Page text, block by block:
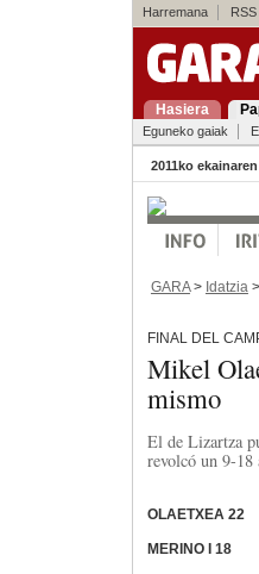
Harremana RSS
Hasiera
Eguneko gaiak
2011ko
GARA> Idatzia
FINAL DEL
Mikel
mismo
El de Lizartza
revolcó un 9-18
OLAETXEA 22
MERINO I 18